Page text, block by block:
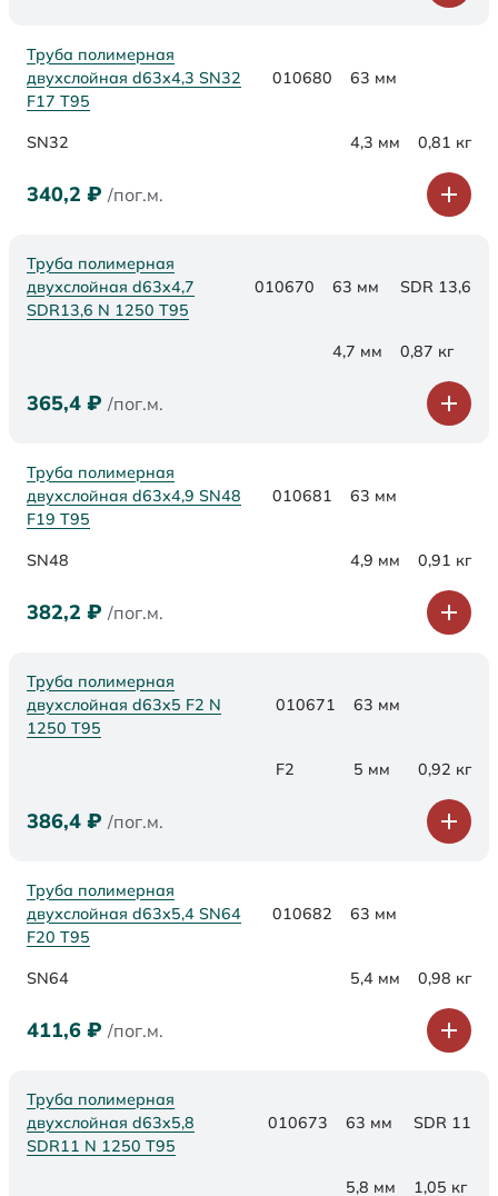
Труба полимерная
двухслойная d63х4,3 SN32
F17 Т95
010680 63 мм
SN32 4,3 мм 0,81 кг
340,2 ₽ /пог.м.
Труба полимерная
двухслойная d63x4,7
SDR13,6 N 1250 Т95
010670 63 мм SDR 13,6
4,7 мм 0,87 кг
365,4 ₽ /пог.м.
Труба полимерная
двухслойная d63х4,9 SN48
F19 Т95
010681 63 мм
SN48 4,9 мм 0,91 кг
382,2 ₽ /пог.м.
Труба полимерная
двухслойная d63x5 F2 N
1250 Т95
010671 63 мм
F2 5 мм 0,92 кг
386,4 ₽ /пог.м.
Труба полимерная
двухслойная d63х5,4 SN64
F20 Т95
010682 63 мм
SN64 5,4 мм 0,98 кг
411,6 ₽ /пог.м.
Труба полимерная
двухслойная d63x5,8
SDR11 N 1250 Т95
010673 63 мм SDR 11
5,8 мм 1,05 кг